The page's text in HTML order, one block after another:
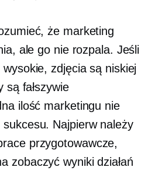
że marketing
ale go nie rozpala. Jeśli
zdjęcia są niskiej
są fałszywie
ilość marketingu nie
Najpierw należy
przygotowawcze,
zobaczyć wyniki działań